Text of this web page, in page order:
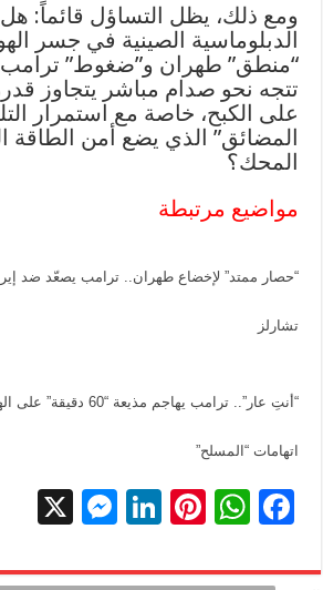
ومع ذلك، يظل التساؤل قائماً:
الدبلوماسية الصينية في جسر
“منطق” طهران و”ضغوط”
تتجه نحو صدام مباشر يتجاوز
على الكبح، خاصة مع استمرار
المضائق” الذي يضع أمن الطاقة
المحك؟
مواضيع مرتبطة
“حصار ممتد” لإخضاع طهران.. ترامب يصعّد ضد
تشارلز
“أنتِ عار”.. ترامب يهاجم
اتهامات “المسلح”
F
e
W
at
Pi
er
Li
k
M
se